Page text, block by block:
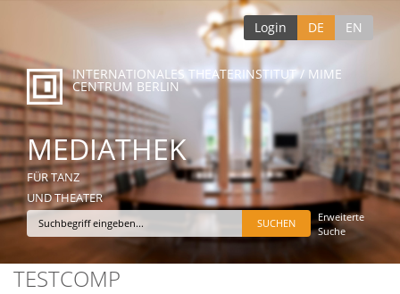
Login DE EN
INTERNATIONALES THEATERINSTITUT / MIME
CENTRUM BERLIN
MEDIATHEK
FÜR TANZ
UND THEATER
Erweiterte
Suche
TESTCOMP